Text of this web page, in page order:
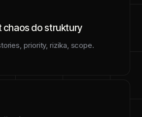
chaos do struktury
priority, rizika, scope.